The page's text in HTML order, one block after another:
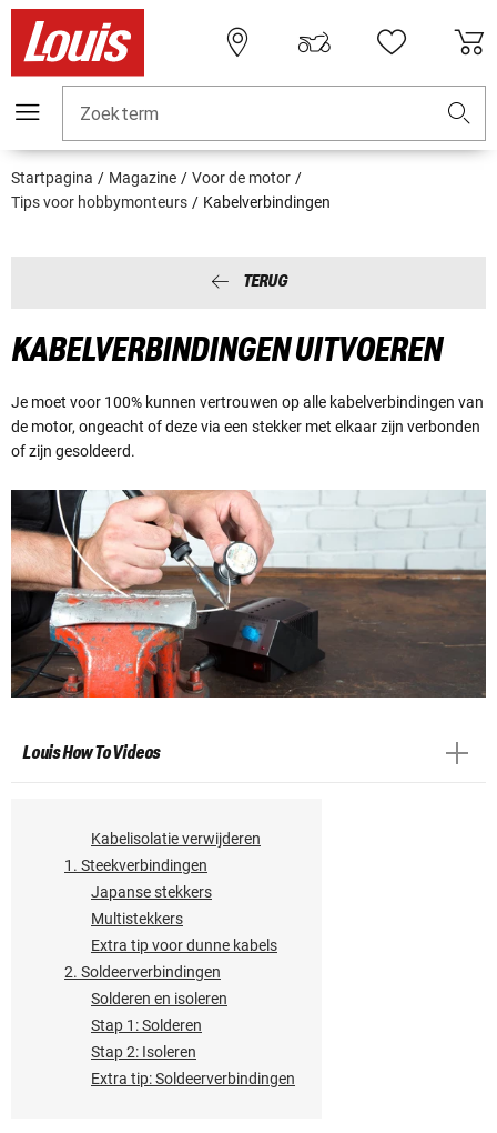
Zoekterm
Startpagina Magazine
Voor de motor
Tips voor hobbymonteurs
Kabelverbindingen
TERUG
KABELVERBINDINGEN UITVOEREN
Je moet voor 100% kunnen vertrouwen op alle kabelverbindingen van
de motor, ongeacht of deze via een stekker met elkaar zijn verbonden
of zijn gesoldeerd.
Louis How To Videos
Kabelisolatie verwijderen
1. Steekverbindingen
Japanse stekkers
Multistekkers
Extra tip voor dunne kabels
2. Soldeerverbindingen
Solderen en isoleren
Stap 1: Solderen
Stap 2: Isoleren
Extra tip: Soldeerverbindingen